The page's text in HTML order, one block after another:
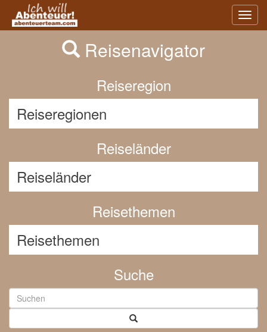
Previous
Reisenavigator
Reiseregion
Reiseländer
Reisethemen
Suche